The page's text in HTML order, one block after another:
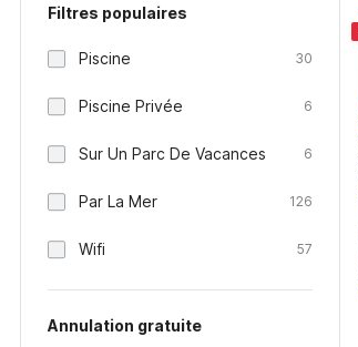
Filtres populaires
Piscine 30
Piscine Privée 6
Sur Un Parc De Vacances 6
Par La Mer 126
Wifi 57
Annulation gratuite